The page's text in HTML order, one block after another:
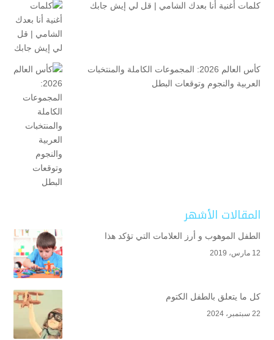
كلمات أغنية أنا بعدك الشامي | قل لي إيش جابك
كأس العالم 2026: المجموعات الكاملة والمنتخبات
العربية والنجوم وتوقعات البطل
المقالات الأشهر
الطفل الموهوب و أرز العلامات التي تؤكد هذا
12 مارس، 2019
كل ما يتعلق بالطفل الكتوم
22 سبتمبر، 2024